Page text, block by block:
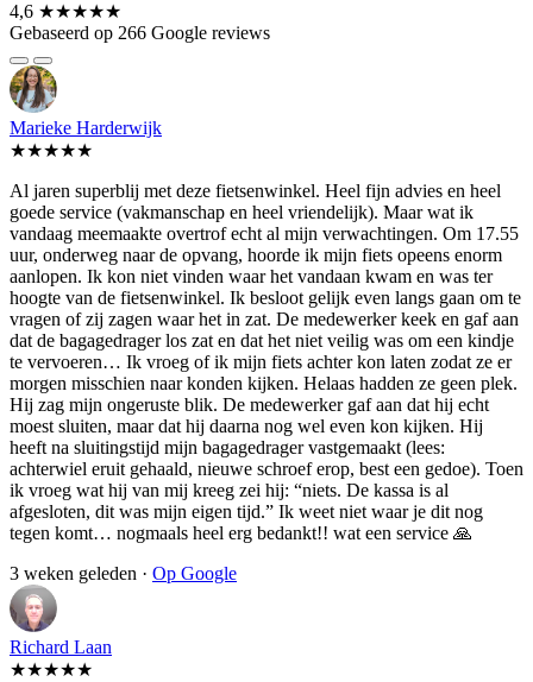
4,6 ★★★★★
Gebaseerd op 266 Google reviews
Marieke Harderwijk
★★★★★
Al jaren superblij met deze fietsenwinkel. Heel fijn advies en heel
goede service (vakmanschap en heel vriendelijk). Maar wat ik
vandaag meemaakte overtrof echt al mijn verwachtingen. Om 17.55
uur, onderweg naar de opvang, hoorde ik mijn fiets opeens enorm
aanlopen. Ik kon niet vinden waar het vandaan kwam en was ter
hoogte van de fietsenwinkel. Ik besloot gelijk even langs gaan om te
vragen of zij zagen waar het in zat. De medewerker keek en gaf aan
dat de bagagedrager los zat en dat het niet veilig was om een kindje
te vervoeren… Ik vroeg of ik mijn fiets achter kon laten zodat ze er
morgen misschien naar konden kijken. Helaas hadden ze geen plek.
Hij zag mijn ongeruste blik. De medewerker gaf aan dat hij echt
moest sluiten, maar dat hij daarna nog wel even kon kijken. Hij
heeft na sluitingstijd mijn bagagedrager vastgemaakt (lees:
achterwiel eruit gehaald, nieuwe schroef erop, best een gedoe). Toen
ik vroeg wat hij van mij kreeg zei hij: “niets. De kassa is al
afgesloten, dit was mijn eigen tijd.” Ik weet niet waar je dit nog
tegen komt… nogmaals heel erg bedankt!! wat een service 🙏
3 weken geleden · Op Google
Richard Laan
★★★★★